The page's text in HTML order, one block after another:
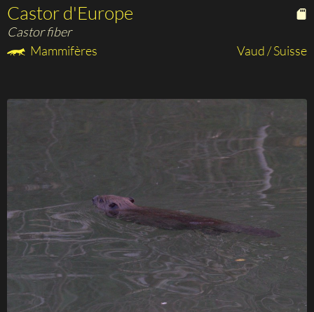
Castor d'Europe
Castor fiber
Mammifères
Vaud / Suisse